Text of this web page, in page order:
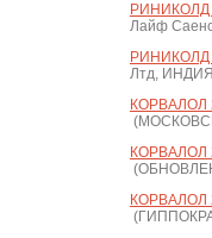
Лайф
Лтд,
КОРВАЛОЛ
КОРВАЛОЛ